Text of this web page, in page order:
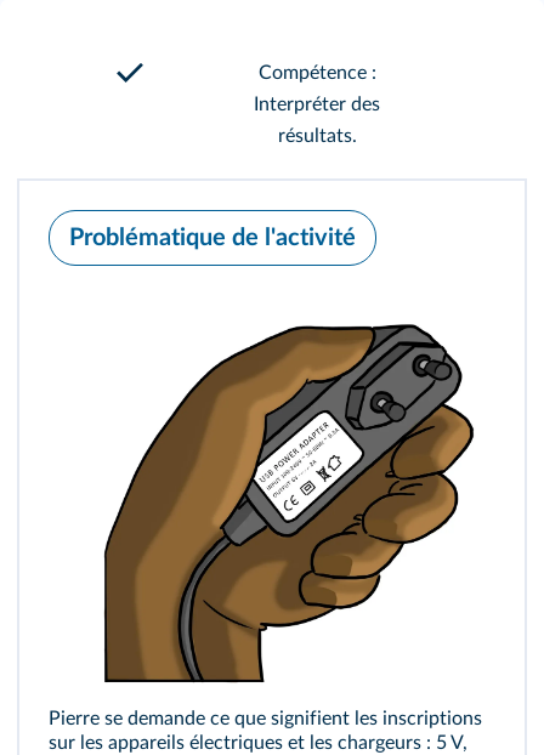
Compétence :
Interpréter des
résultats.
Problématique de l'activité
Pierre se demande ce que signifient les inscriptions
sur les appareils électriques et les chargeurs : 5 V,